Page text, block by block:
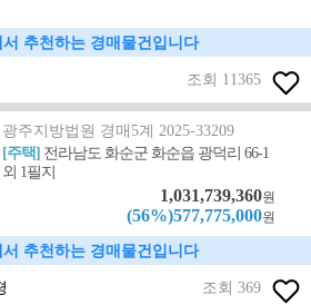
추천하는 경매물건입니다
조회 11365
광주지방법원 경매5계 2025-33209
[주택] 전라남도 화순군 화순읍 광덕리 66-1
외 1필지
1,031,739,360원
(56%)577,775,000원
추천하는 경매물건입니다
조회 369